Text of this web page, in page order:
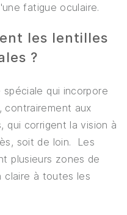
fatigue oculaire.
les lentilles
?
qui incorpore
contrairement aux
qui corrigent la vision à
soit de loin. Les
plusieurs zones de
claire à toutes les